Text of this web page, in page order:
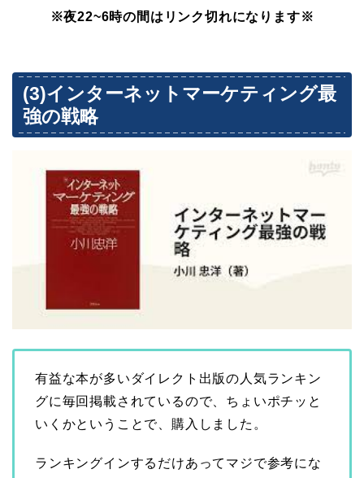
※夜22~6時の間はリンク切れになります※
(3)インターネットマーケティング最
強の戦略
有益な本が多いダイレクト出版の人気ランキン
グに毎回掲載されているので、ちょいポチッと
いくかということで、購入しました。
ランキングインするだけあってマジで参考にな